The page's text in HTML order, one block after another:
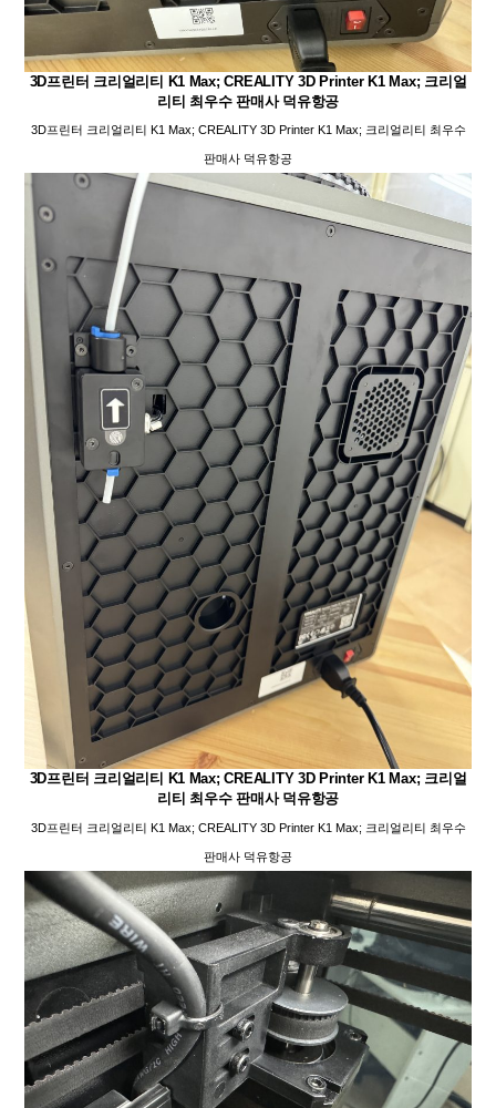
3D프린터 크리얼리티 K1 Max; CREALITY 3D Printer K1 Max; 크리얼
리티 최우수 판매사 덕유항공
3D프린터 크리얼리티 K1 Max; CREALITY 3D Printer K1 Max; 크리얼리티 최우수
판매사 덕유항공
3D프린터 크리얼리티 K1 Max; CREALITY 3D Printer K1 Max; 크리얼
리티 최우수 판매사 덕유항공
3D프린터 크리얼리티 K1 Max; CREALITY 3D Printer K1 Max; 크리얼리티 최우수
판매사 덕유항공